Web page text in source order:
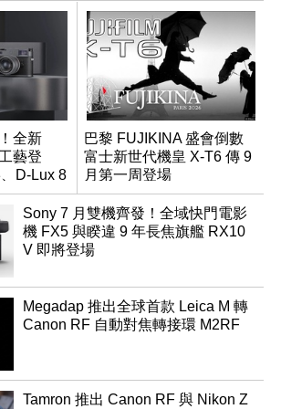
全新
藝登
D-Lux 8
巴黎 FUJIKINA 盛會倒數
富士新世代機皇 X-T6 傳 9
月第一周登場
Sony 7 月雙機齊發！全域快門電影
機 FX5 與睽違 9 年長焦旗艦 RX10
V 即將登場
Megadap 推出全球首款 Leica M 轉
Canon RF 自動對焦轉接環 M2RF
Tamron 推出 Canon RF 與 Nikon Z